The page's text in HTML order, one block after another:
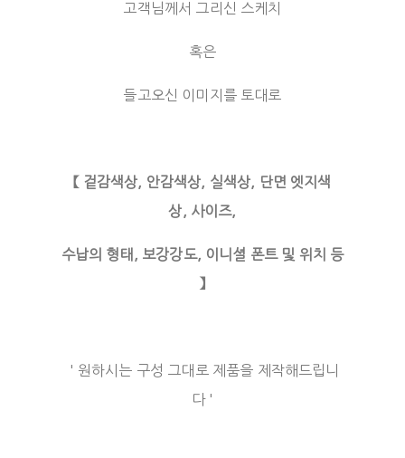
고객님께서 그리신 스케치
혹은
들고오신 이미지를 토대로
【 겉감색상, 안감색상, 실색상, 단면 엣지색
상, 사이즈,
수납의 형태, 보강강도, 이니셜 폰트 및 위치 등
】
' 원하시는 구성 그대로 제품을 제작해드립니
다 '